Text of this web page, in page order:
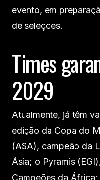
evento, em
de seleções.
Times
2029
Atualmente, já têm
edição da Copa do
(ASA), campeão da
Ásia; o Pyramis
Campeões da